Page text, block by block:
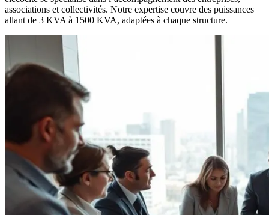
associations et collectivités. Notre expertise couvre des puissances
allant de 3 KVA à 1500 KVA, adaptées à chaque structure.